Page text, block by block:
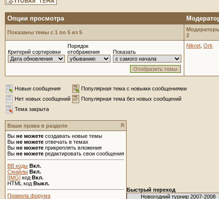
Опции просмотра
Показаны темы с 1 по 5 из 5
2
Критерий сортировки
Порядок
отображения
Показать
Nikret Ork
Новые сообщения
Популярная тема с новыми сообщениями
Нет новых сообщений
Популярная тема без новых сообщений
Тема закрыта
Ваши права в разделе
Вы не можете создавать новые темы
Вы не можете отвечать в темах
Вы не можете прикреплять вложения
Вы не можете редактировать свои сообщения
BB коды Вкл.
Смайлы Вкл.
[IMG] код Вкл.
HTML код Выкл.
Правила форума
Быстрый переход